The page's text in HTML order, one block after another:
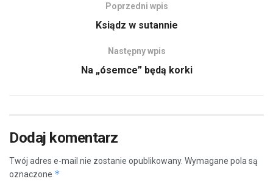
Poprzedni wpis
Ksiądz w sutannie
Następny wpis
Na „ósemce” będą korki
Dodaj komentarz
Twój adres e-mail nie zostanie opublikowany. Wymagane pola są
oznaczone *